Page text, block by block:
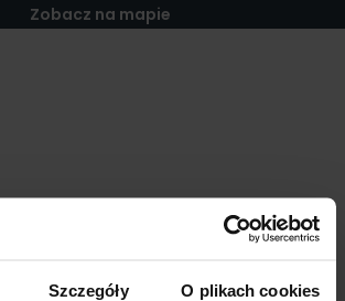
Szczegóły O plikach cookies
Zobacz na mapie